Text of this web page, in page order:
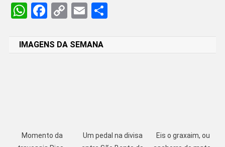
WhatsApp
Facebook
CopyEmailShare
IMAGENS DA SEMANA
Momento da
Um pedal na divisa
Eis o graxaim, ou